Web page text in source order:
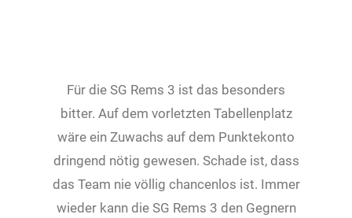
Für die SG Rems 3 ist das besonders
bitter. Auf dem vorletzten Tabellenplatz
wäre ein Zuwachs auf dem Punktekonto
dringend nötig gewesen. Schade ist, dass
das Team nie völlig chancenlos ist. Immer
wieder kann die SG Rems 3 den Gegnern